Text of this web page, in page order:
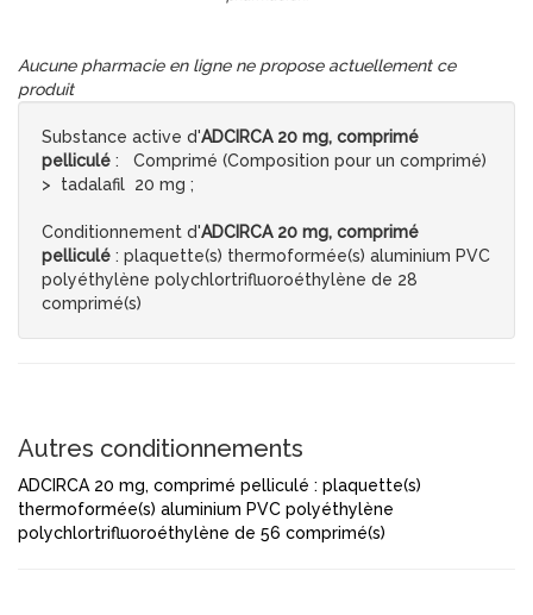
Aucune pharmacie en ligne ne propose actuellement ce
produit
Substance active d'ADCIRCA 20 mg, comprimé
pelliculé : Comprimé (Composition pour un comprimé)
> tadalafil 20 mg ;
Conditionnement d'ADCIRCA 20 mg, comprimé
pelliculé : plaquette(s) thermoformée(s) aluminium PVC
polyéthylène polychlortrifluoroéthylène de 28
comprimé(s)
Autres conditionnements
ADCIRCA 20 mg, comprimé pelliculé : plaquette(s)
thermoformée(s) aluminium PVC polyéthylène
polychlortrifluoroéthylène de 56 comprimé(s)